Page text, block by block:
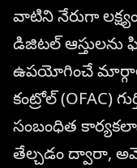
వాటిని నేరుగా
డిజిటల్
ఉపయోగించే
కంట్రోల్ (OFAC)
సంబంధిత
తేల్చడం ద్వారా,